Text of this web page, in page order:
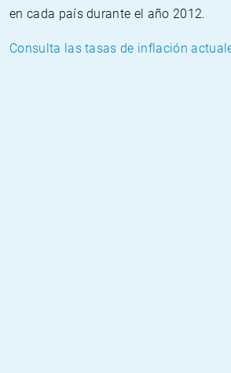
en cada país durante el año 2012.
Consulta las tasas de inflación